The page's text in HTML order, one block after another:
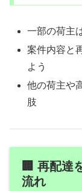
一部の荷主
案件内容と
よう
他の荷主や
肢
🏢 再配達
流れ